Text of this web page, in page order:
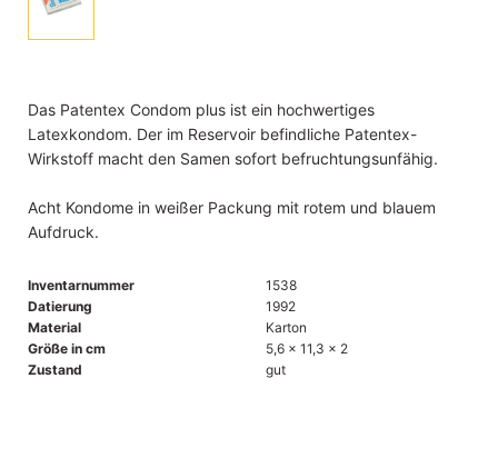
Das Patentex Condom plus ist ein hochwertiges
Latexkondom. Der im Reservoir befindliche Patentex-
Wirkstoff macht den Samen sofort befruchtungsunfähig.
Acht Kondome in weißer Packung mit rotem und blauem
Aufdruck.
Inventarnummer
1538
Datierung
1992
Material
Karton
Größe in cm
5,6 x 11,3 x 2
Zustand
gut